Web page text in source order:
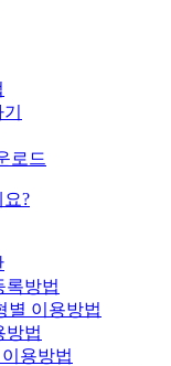
로드
요?
록방법
별 이용방법
방법
용방법